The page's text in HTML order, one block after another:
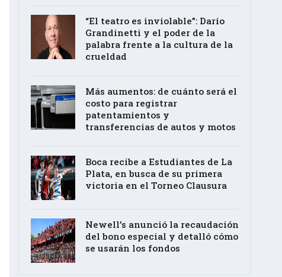
“El teatro es inviolable”: Darío
Grandinetti y el poder de la
palabra frente a la cultura de la
crueldad
Más aumentos: de cuánto será el
costo para registrar
patentamientos y
transferencias de autos y motos
Boca recibe a Estudiantes de La
Plata, en busca de su primera
victoria en el Torneo Clausura
Newell’s anunció la recaudación
del bono especial y detalló cómo
se usarán los fondos